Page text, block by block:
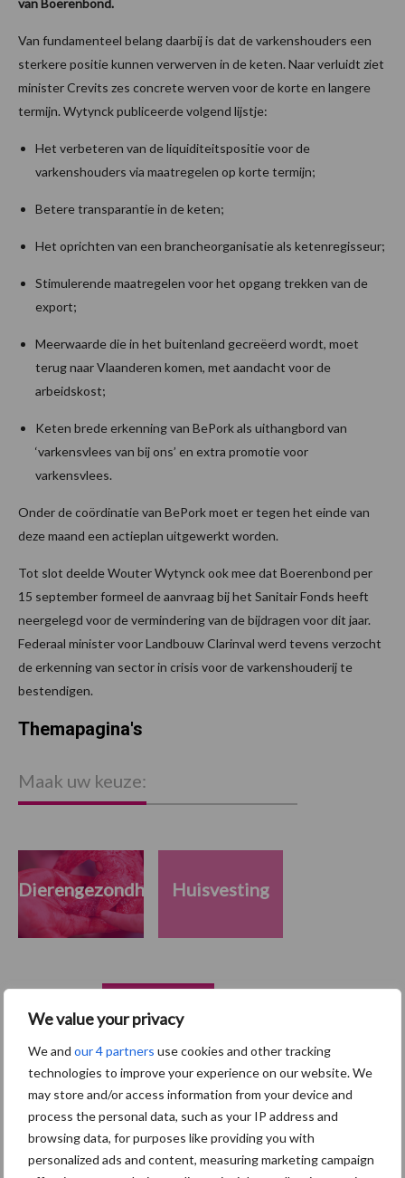
We value your privacy
We and our 4 partners use cookies and other tracking
technologies to improve your experience on our website. We
may store and/or access information from your device and
process the personal data, such as your IP address and
browsing data, for purposes like providing you with
personalized ads and content, measuring marketing campaign
Van fundamenteel belang daarbij is dat de varkenshouders een
sterkere positie kunnen verwerven in de keten. Naar verluidt ziet
minister Crevits zes concrete werven voor de korte en langere
termijn. Wytynck publiceerde volgend lijstje:
Het verbeteren van de liquiditeitspositie voor de
varkenshouders via maatregelen op korte termijn;
Betere transparantie in de keten;
Het oprichten van een brancheorganisatie als ketenregisseur;
Stimulerende maatregelen voor het opgang trekken van de
export;
Meerwaarde die in het buitenland gecreëerd wordt, moet
terug naar Vlaanderen komen, met aandacht voor de
arbeidskost;
Keten brede erkenning van BePork als uithangbord van
‘varkensvlees van bij ons’ en extra promotie voor
varkensvlees.
Onder de coördinatie van BePork moet er tegen het einde van
deze maand een actieplan uitgewerkt worden.
Tot slot deelde Wouter Wytynck ook mee dat Boerenbond per
15 september formeel de aanvraag bij het Sanitair Fonds heeft
neergelegd voor de vermindering van de bijdragen voor dit jaar.
Federaal minister voor Landbouw Clarinval werd tevens verzocht
de erkenning van sector in crisis voor de varkenshouderij te
bestendigen.
Primaire
Sidebar
Recent nieuws Partner nieuws
7 aug
Britse varkenssector vreest
afzetcrisis in het najaar
Themapagina's
Maak uw keuze:
Dierengezondheid Huisvesting